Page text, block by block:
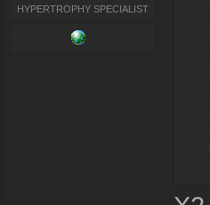
HYPERTROPHY SPECIALIST